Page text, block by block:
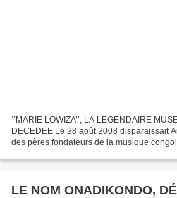
‘’MARIE LOWIZA’’, LA LEGENDAIRE
DECEDEE Le 28 août 2008 disparaissait
des pères fondateurs de la musique
LE NOM ONADIKONDO,